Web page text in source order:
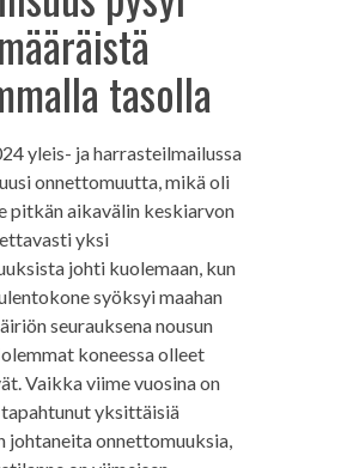
tasolla
yleis- ja harrasteilmailussa
onnettomuutta, mikä oli
pitkän aikavälin keskiarvon
yksi
johti kuolemaan, kun
syöksyi maahan
seurauksena nousun
koneessa olleet
Vaikka viime vuosina on
yksittäisiä
johtaneita onnettomuuksia,